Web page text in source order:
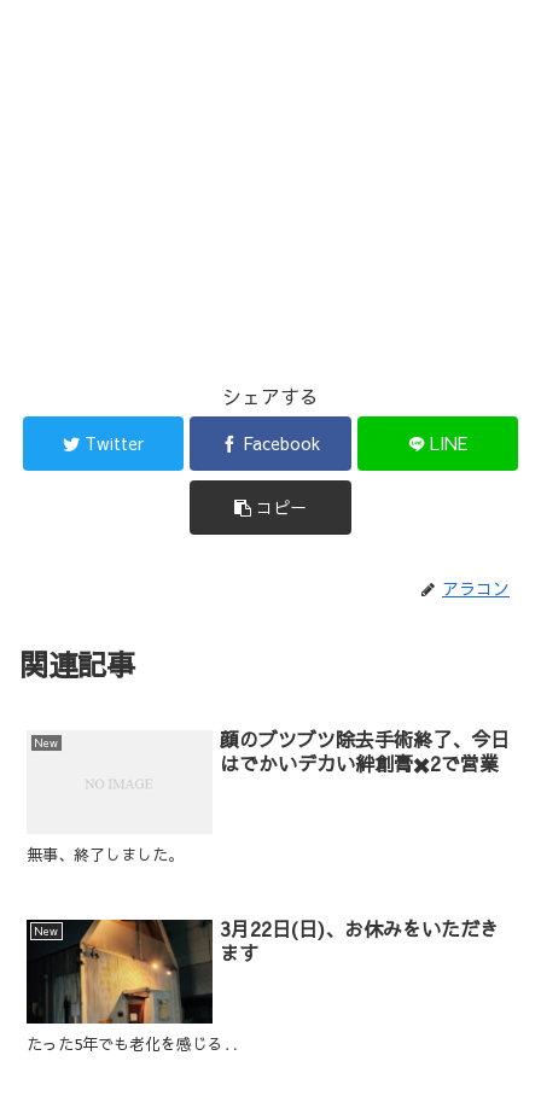
シェアする
Twitter Facebook LINE
コピー
アラコン
関連記事
New
顔のブツブツ除去手術終了、今日
はでかいデカい絆創膏✖️2で営業
無事、終了しました。
New
3月22日(日)、お休みをいただき
ます
たった5年でも老化を感じる‥